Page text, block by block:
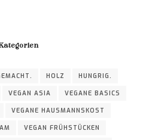
HOLZ HUNGRIG.
VEGAN ASIA VEGANE BASICS
VEGANE HAUSMANNSKOST
VEGAN FRÜHSTÜCKEN